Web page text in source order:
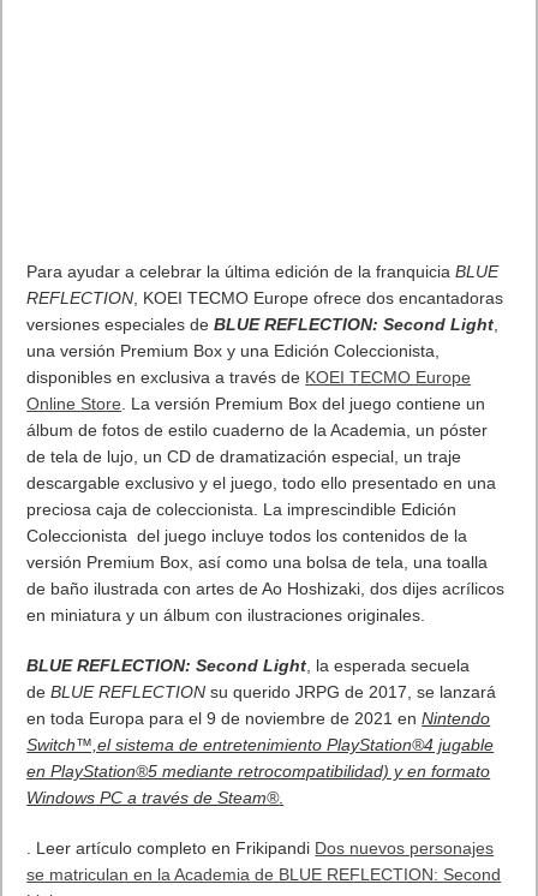
Para ayudar a celebrar la última edición de la franquiciaBLUE
REFLECTION , KOEI TECMO Europe ofrece dos encantadoras
versiones especiales deBLUE REFLECTION: Second Light
una versión Premium Box y una Edición Coleccionista,
disponibles en exclusiva a través de KOEI TECMO Europe
Online Store . La versión Premium Box del juego contiene un
álbum de fotos de estilo cuaderno de la Academia, un póster
de tela de lujo, un CD de dramatización especial, un traje
descargable exclusivo y el juego, todo ello presentado en una
preciosa caja de coleccionista. La imprescindible Edición
Coleccionista del juego incluye todos los contenidos de la
versión Premium Box, así como una bolsa de tela, una toalla
de baño ilustrada con artes de Ao Hoshizaki, dos dijes acrílicos
en miniatura y un álbum con ilustraciones originales.
BLUE REFLECTION: Second Light , la esperada secuela
deBLUE REFLECTION su querido JRPG de 2017, se lanzará
en toda Europa para el 9 de noviembre de 2021 enNintendo
Switch™,el sistema de entretenimiento PlayStation®4 jugable
en PlayStation®5 mediante retrocompatibilidad) y en formato
Windows PC a través de Steam®.
. Leer artículo completo en Frikipandi Dos nuevos personajes
se matriculan en la Academia de BLUE REFLECTION: Second